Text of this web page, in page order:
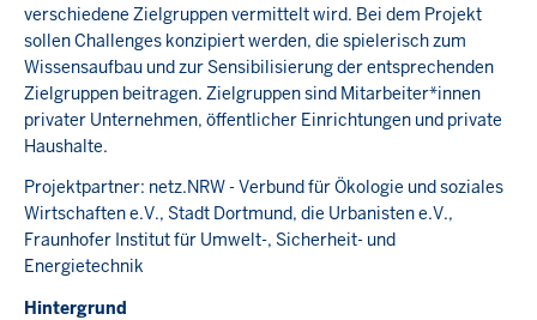
verschiedene Zielgruppen vermittelt wird. Bei dem Projekt
sollen Challenges konzipiert werden, die spielerisch zum
Wissensaufbau und zur Sensibilisierung der entsprechenden
Zielgruppen beitragen. Zielgruppen sind Mitarbeiter*innen
privater Unternehmen, öffentlicher Einrichtungen und private
Haushalte.
Projektpartner: netz.NRW - Verbund für Ökologie und soziales
Wirtschaften e.V., Stadt Dortmund, die Urbanisten e.V.,
Fraunhofer Institut für Umwelt-, Sicherheit- und
Energietechnik
Hintergrund